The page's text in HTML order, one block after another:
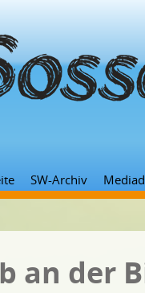
SW-Archiv
an der